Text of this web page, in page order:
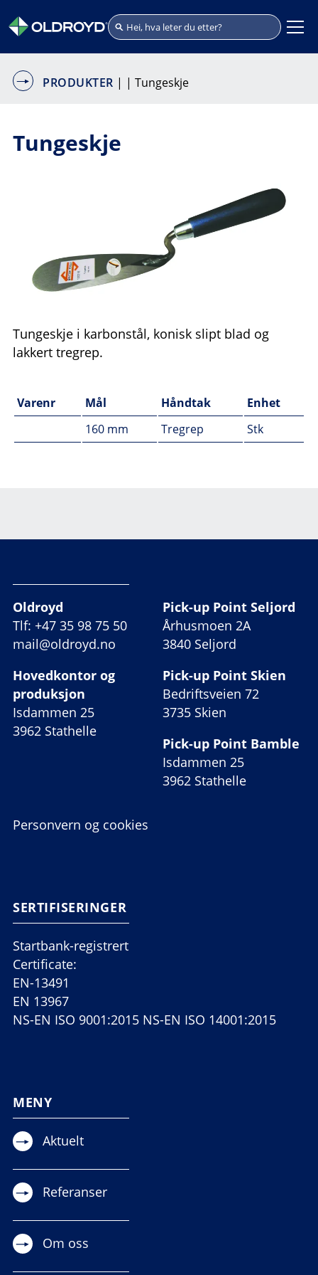
PRODUKTER | | Tungeskje
Tungeskje
Tungeskje i karbonstål, konisk slipt blad og
lakkert tregrep.
Varenr Mål Håndtak
Enhet
160 mm
Tregrep Stk
Oldroyd
Tlf: +47 35 98 75 50
mail@oldroyd.no
Hovedkontor og
produksjon
Isdammen 25
3962 Stathelle
Pick-up Point Seljord
Århusmoen 2A
3840 Seljord
Pick-up Point Skien
Bedriftsveien 72
3735 Skien
Pick-up Point Bamble
Isdammen 25
3962 Stathelle
Personvern og cookies
SERTIFISERINGER
Startbank-registrert
Certificate:
EN-13491
EN 13967
NS-EN ISO 9001:2015 NS-EN ISO 14001:2015
MENY
Aktuelt
Referanser
Om oss